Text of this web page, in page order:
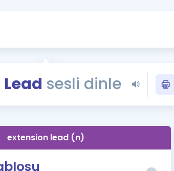
Eğitim ve Kitaplara
YDS - YÖKDİL Tüm
İngilizce Gramer
İngilizce Gramer ve
sesli dinle
extension lead (n)